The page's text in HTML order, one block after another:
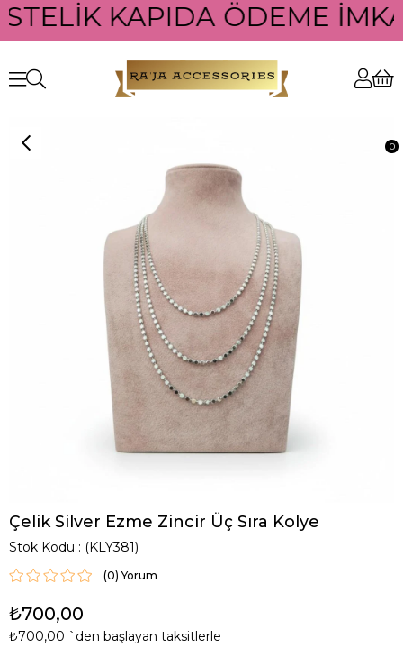
KAPIDA ÖDEME
0
Çelik Silver Ezme Zincir Üç Sıra Kolye
Stok Kodu (KLY381)
(0)
₺700,00
₺700,00 `den başlayan taksitlerle